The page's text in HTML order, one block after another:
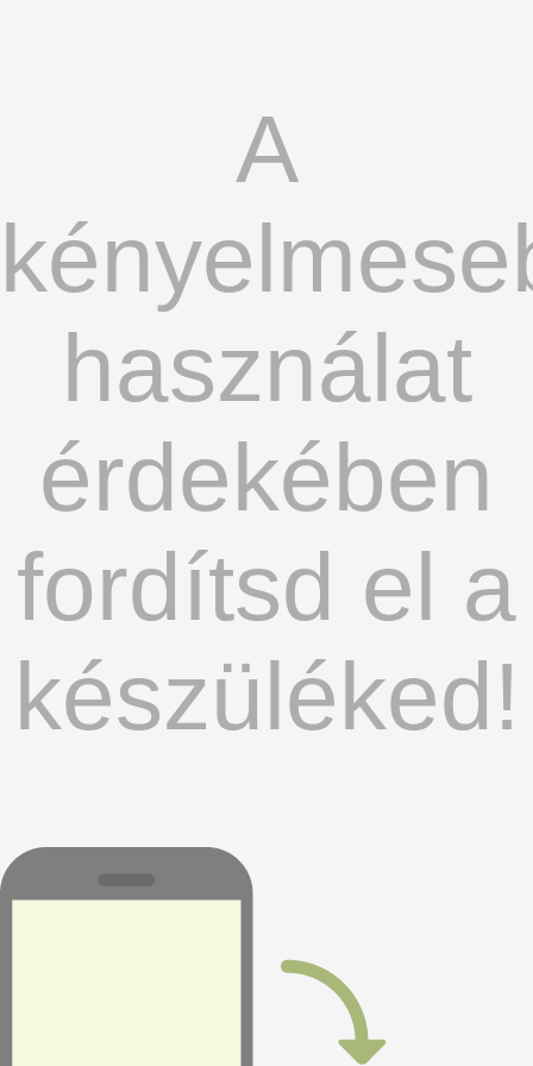
A
használat
érdekében
fordítsd el a
készüléked!